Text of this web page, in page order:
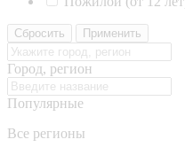
Сбросить Применить
Город, регион
Популярные
Все регионы